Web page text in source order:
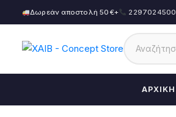
Δωρεάν αποστολή 50€+ 2297024500
ΑΡΧΙΚΉ